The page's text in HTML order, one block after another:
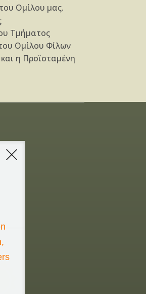
Ομίλου μας.
Τμήματος
Ομίλου Φίλων
η Προϊσταμένη